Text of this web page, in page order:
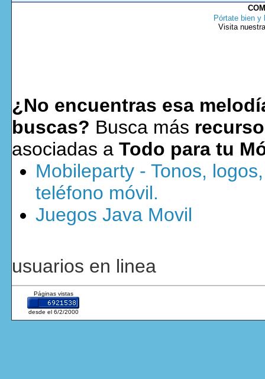
Pórtate bien y
Visita
¿No encuentras esa
buscas? Busca más
asociadas a Todo para tu
Mobileparty - Tonos,
teléfono móvil.
Juegos Java Movil
usuarios en linea
Páginas vistas
desde el 6/2/2000